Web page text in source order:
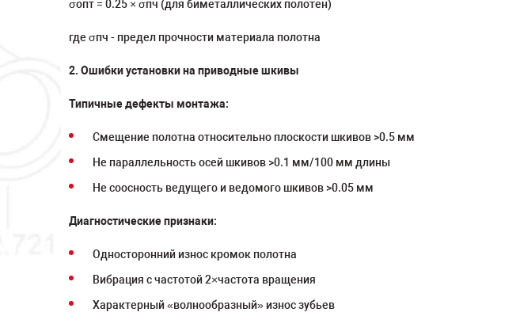
σопт = 0.25 × σпч (для биметаллических полотен)
где σпч - предел прочности материала полотна
2. Ошибки установки на приводные шкивы
Типичные дефекты монтажа:
Смещение полотна относительно плоскости шкивов >0.5 мм
Не параллельность осей шкивов >0.1 мм/100 мм длины
Не соосность ведущего и ведомого шкивов >0.05 мм
Диагностические признаки:
Односторонний износ кромок полотна
Вибрация с частотой 2×частота вращения
Характерный «волнообразный» износ зубьев